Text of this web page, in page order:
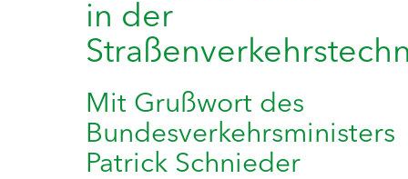
in der
Mit Grußwort des
Bundesverkehrsministers
Patrick Schnieder